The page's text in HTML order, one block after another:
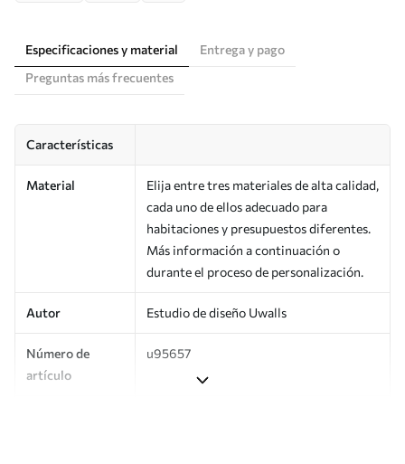
Especificaciones y material
Entrega y pago
Preguntas más frecuentes
Características
Material
Elija entre tres materiales de alta calidad,
cada uno de ellos adecuado para
habitaciones y presupuestos diferentes.
Más información a continuación o
durante el proceso de personalización.
Autor Estudio de diseño Uwalls
Número de
artículo
u95657